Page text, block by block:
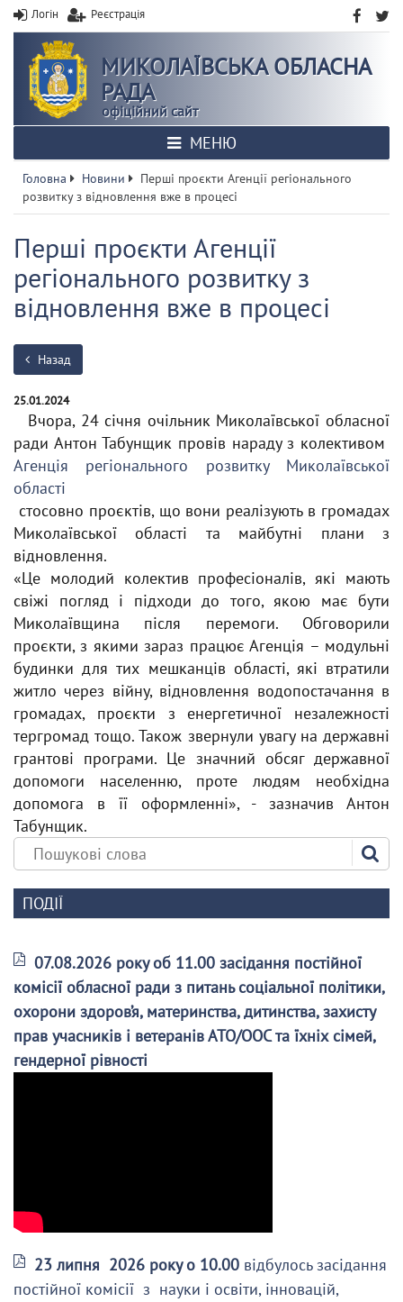
Логін Реєстрація
МИКОЛАЇВСЬКА ОБЛАСНА
РАДА
офіційний сайт
МЕНЮ
Головна Новини
Перші проєкти Агенції регіонального
розвитку з відновлення вже в процесі
Перші проєкти Агенції
регіонального розвитку з
відновлення вже в процесі
Назад
25.01.2024
Вчора, 24 січня очільник Миколаївської обласної
ради Антон Табунщик провів нараду з колективом
Агенція регіонального розвитку Миколаївської
області
стосовно проєктів, що вони реалізують в громадах
Миколаївської області та майбутні плани з
відновлення.
«Це молодий колектив професіоналів, які мають
свіжі погляд і підходи до того, якою має бути
Миколаївщина після перемоги. Обговорили
проєкти, з якими зараз працює Агенція – модульні
будинки для тих мешканців області, які втратили
житло через війну, відновлення водопостачання в
громадах, проєкти з енергетичної незалежності
тергромад тощо. Також звернули увагу на державні
грантові програми. Це значний обсяг державної
допомоги населенню, проте людям необхідна
допомога в її оформленні», - зазначив Антон
Табунщик.
ПОДІЇ
07.08.2026 року об 11.00 засідання постійної
комісії обласної ради з питань соціальної політики,
охорони здоров’я, материнства, дитинства, захисту
прав учасників і ветеранів АТО/ООС та їхніх сімей,
гендерної рівності
23 липня 2026 року о 10.00 відбулось засідання
постійної комісії з науки і освіти, інновацій,